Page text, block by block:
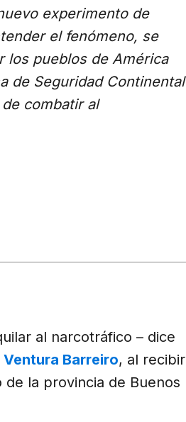
experimento de
el fenómeno, se
los pueblos de América
de Seguridad Continental
combatir al
al narcotráfico – dice
Barreiro, al recibir
la provincia de Buenos